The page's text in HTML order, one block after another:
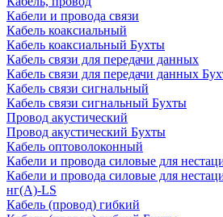
Кабели и провода связи
Кабель коаксиальный
Кабель коаксиальный Бухты
Кабель связи для передачи данных
Кабель связи для передачи данных
Кабель связи сигнальный
Кабель связи сигнальный Бухты
Провод акустический
Провод акустический Бухты
Кабель оптоволоконный
Кабели и провода силовые для
Кабели и провода силовые для
нг(А)-LS
Кабель (провод) гибкий